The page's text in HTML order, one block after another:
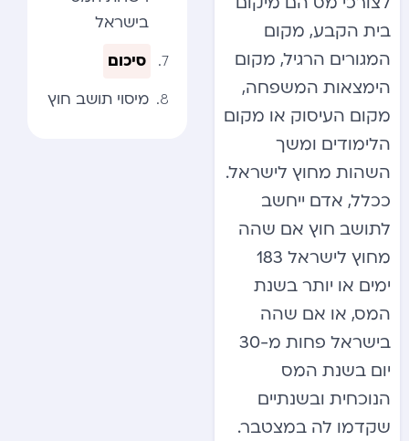
בית הקבע, מקום
המגורים הרגיל, מקום
הימצאות המשפחה,
מקום העיסוק או מקום
הלימודים ומשך
השהות מחוץ לישראל.
ככלל, אדם ייחשב
לתושב חוץ אם שהה
מחוץ לישראל 183
ימים או יותר בשנת
המס, או אם שהה
בישראל פחות מ-30
יום בשנת המס
הנוכחית ובשנתיים
שקדמו לה במצטבר.
בישראל
סיכום
מיסוי תושב חוץ